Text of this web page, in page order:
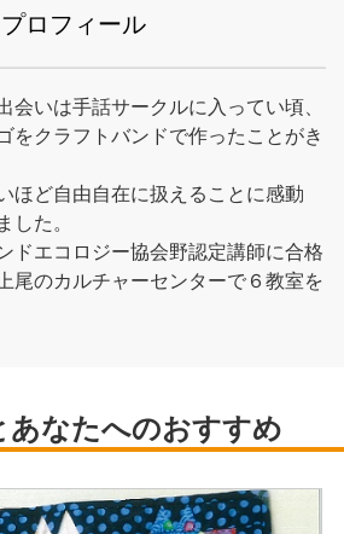
プロフィール
会いは手話サークルに入ってい頃、
をクラフトバンドで作ったことがき
ほど自由自在に扱えることに感動
した。
ドエコロジー協会野認定講師に合格
尾のカルチャーセンターで６教室を